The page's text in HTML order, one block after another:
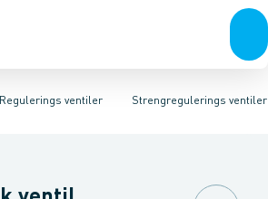
& rørKuglehaner & ventiler Afløb
Regulerings ventiler
& tilbehør Gulvvarme & tilbehør
Strengregulerings ventiler
Strengregulerings ventilerTrykdifferens